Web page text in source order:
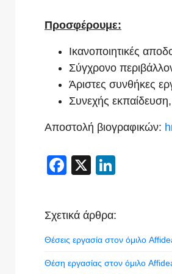
Προσφέρουμε:
Ικανοποιητικές
Σύγχρονο
Άριστες συνθήκες
Συνεχής
Αποστολή βιογραφικών:
Facebook
X
Σχετικά άρθρα:
Θέσεις εργασία στον όμιλο
Θέση εργασίας στον όμιλο